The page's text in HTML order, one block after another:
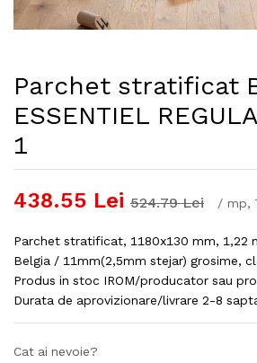
Parchet stratificat
ESSENTIEL
1
438.55 Lei 524.79 Lei / mp,
Parchet stratificat, 1180x130 mm, 1,22
Belgia / 11mm(2,5mm stejar) grosime,
Produs in stoc IROM/producator sau
Durata de aprovizionare/livrare 2-8
Cat ai nevoie?